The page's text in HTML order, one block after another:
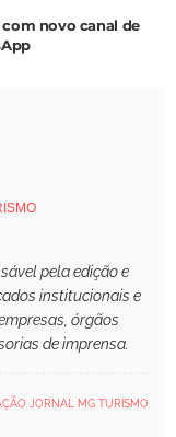
novo canal de
pela edição e
institucionais e
órgãos
de imprensa.
JORNAL MG TURISMO